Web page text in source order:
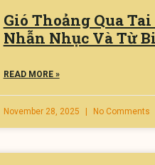
Gió Thoảng Qua Tai
Nhẫn Nhục Và Từ Bi
READ MORE »
November 28, 2025 No Comments